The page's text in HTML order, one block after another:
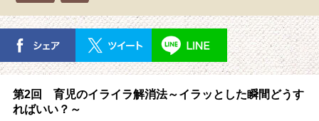
第2回 育児のイライラ解消法～イラッとした瞬間どうす
ればいい？～